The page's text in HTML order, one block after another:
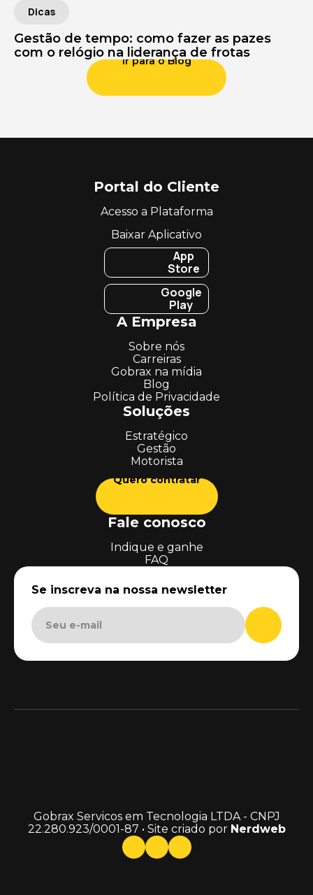
Dicas
Gestão de tempo: como fazer as pazes
com o relógio na liderança de frotas
Ir para o Blog
Portal do Cliente
Acesso a Plataforma
Baixar Aplicativo
App
Store
Google
Play
A Empresa
Sobre nós
Carreiras
Gobrax na mídia
Blog
Política de Privacidade
Soluções
Estratégico
Gestão
Motorista
Quero contratar
Fale conosco
Indique e ganhe
FAQ
Se inscreva na nossa newsletter
Gobrax Servicos em Tecnologia LTDA - CNPJ
22.280.923/0001-87 • Site criado por Nerdweb